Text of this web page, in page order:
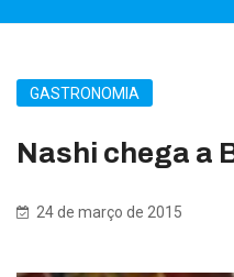
GASTRONOMIA
Nashi chega a
24 de março de 2015